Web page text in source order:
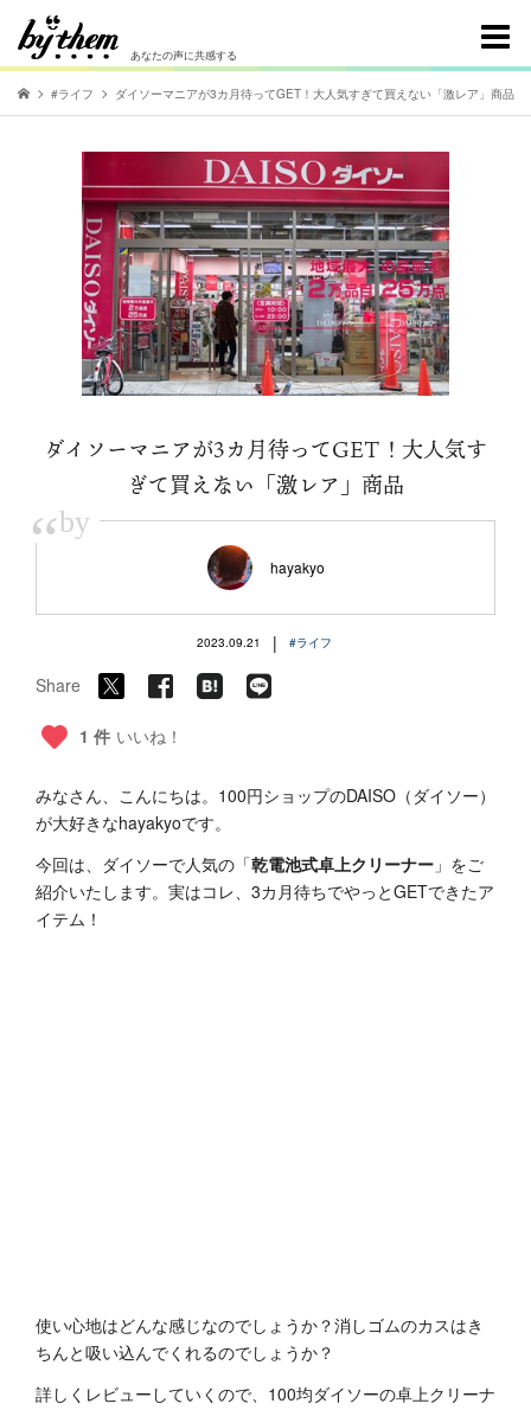
あなたの声に共感する
#ライフ ダイソーマニアが3カ月待ってGET！大人気すぎて買えない「激レア」商品
ダイソーマニアが3カ月待ってGET！大人気す
ぎて買えない「激レア」商品
“by
hayakyo
2023.09.21 | #ライフ
Share
1 件 いいね！
みなさん、こんにちは。100円ショップのDAISO（ダイソー）
が大好きなhayakyoです。
今回は、ダイソーで人気の「乾電池式卓上クリーナー 」をご
紹介いたします。実はコレ、3カ月待ちでやっとGETできたア
イテム！
使い心地はどんな感じなのでしょうか？消しゴムのカスはき
ちんと吸い込んでくれるのでしょうか？
詳しくレビューしていくので、100均ダイソーの卓上クリーナ